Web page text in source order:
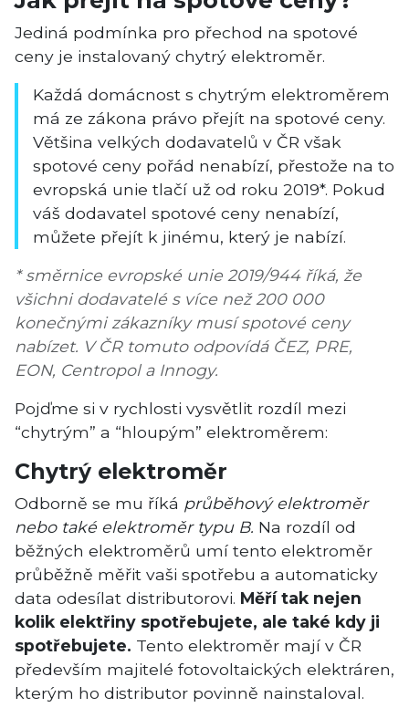
Jediná podmínka pro přechod na spotové
ceny je instalovaný chytrý elektroměr.
Každá domácnost s chytrým elektroměrem
má ze zákona právo přejít na spotové ceny.
Většina velkých dodavatelů v ČR však
spotové ceny pořád nenabízí, přestože na to
evropská unie tlačí už od roku 2019*. Pokud
váš dodavatel spotové ceny nenabízí,
můžete přejít k jinému, který je nabízí.
* směrnice evropské unie 2019/944 říká, že
všichni dodavatelé s více než 200 000
konečnými zákazníky musí spotové ceny
nabízet. V ČR tomuto odpovídá ČEZ, PRE,
EON, Centropol a Innogy.
Pojďme si v rychlosti vysvětlit rozdíl mezi
“chytrým” a “hloupým” elektroměrem:
Chytrý elektroměr
Odborně se mu říká průběhový elektroměr
nebo také elektroměr typu B. Na rozdíl od
běžných elektroměrů umí tento elektroměr
průběžně měřit vaši spotřebu a automaticky
data odesílat distributorovi. Měří tak nejen
kolik elektřiny spotřebujete, ale také kdy ji
spotřebujete. Tento elektroměr mají v ČR
především majitelé fotovoltaických elektráren,
kterým ho distributor povinně nainstaloval.